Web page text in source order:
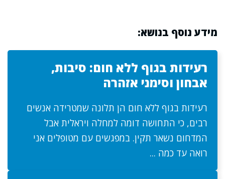
מידע נוסף בנושא:
רעידות בגוף ללא חום: סיבות,
אבחון וסימני אזהרה
רעידות בגוף ללא חום הן תלונה שמטרידה אנשים
רבים, כי התחושה דומה למחלה ויראלית אבל
המדחום נשאר תקין. במפגשים עם מטופלים אני
רואה עד כמה ...